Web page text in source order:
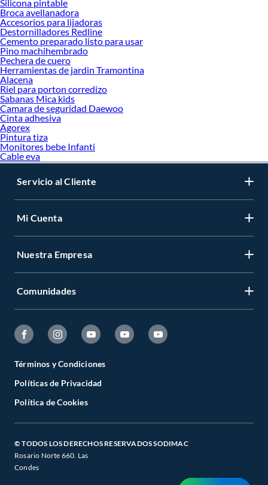
Silicona pintable
Broca avellanadora
Accesorios para lijadoras
Destornilladores Redline
Cemento preparado listo para usar
Pino machihembrado
Pechera de cuero
Herramientas de jardin Tramontina
Alacena
Riel para porton corredizo
Sabanas Mica kids
Camara de seguridad Daewoo
Cinta adhesiva
Agorex
Pintura tiza
Monitores bebe Infanti
Cable eva
Servicio al Cliente
Mi Cuenta
Nuestra Empresa
Comunidades
Términos y Condiciones
Políticas de Privacidad
Política de Cookies
© TODOS LOS DERECHOS RESERVADOS SODIMAC
Rosario Norte 660. Las
Condes